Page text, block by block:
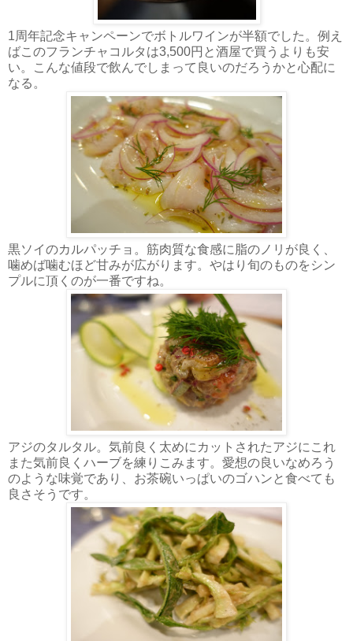
1周年記念キャンペーンでボトルワインが半額でした。例え
ばこのフランチャコルタは3,500円と酒屋で買うよりも安
い。こんな値段で飲んでしまって良いのだろうかと心配に
なる。
黒ソイのカルパッチョ。筋肉質な食感に脂のノリが良く、
噛めば噛むほど甘みが広がります。やはり旬のものをシン
プルに頂くのが一番ですね。
アジのタルタル。気前良く太めにカットされたアジにこれ
また気前良くハーブを練りこみます。愛想の良いなめろう
のような味覚であり、お茶碗いっぱいのゴハンと食べても
良さそうです。